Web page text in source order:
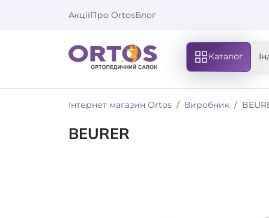
АкціїПро OrtosБлог
Каталог
Інтернет магазин Ortos Виробник
BEURER